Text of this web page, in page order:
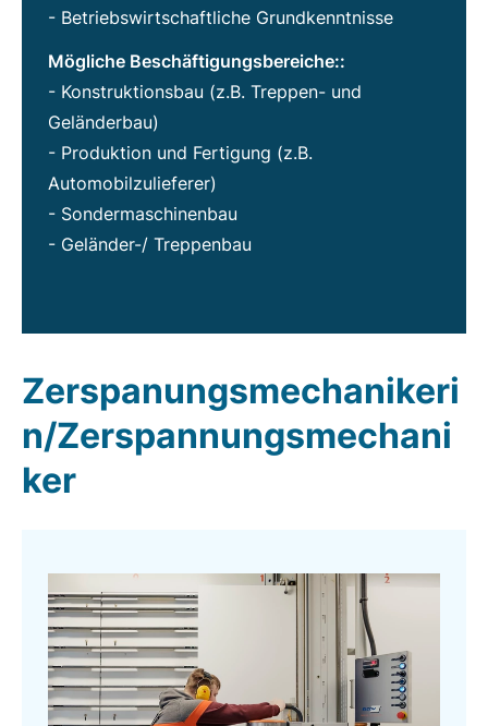
- Betriebswirtschaftliche Grundkenntnisse
Mögliche Beschäftigungsbereiche::
- Konstruktionsbau (z.B. Treppen- und
Geländerbau)
- Produktion und Fertigung (z.B.
Automobilzulieferer)
- Sondermaschinenbau
- Geländer-/ Treppenbau
Zerspanungsmechanikeri
n/Zerspannungsmechani
ker